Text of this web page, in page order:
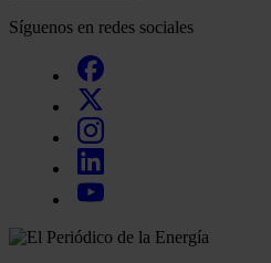
Síguenos en redes sociales